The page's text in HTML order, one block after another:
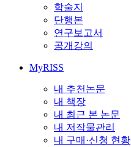
학술지
단행본
연구보고서
공개강의
MyRISS
내 추천논문
내 책장
내 최근 본 논문
내 저작물관리
내 구매·신청 현황